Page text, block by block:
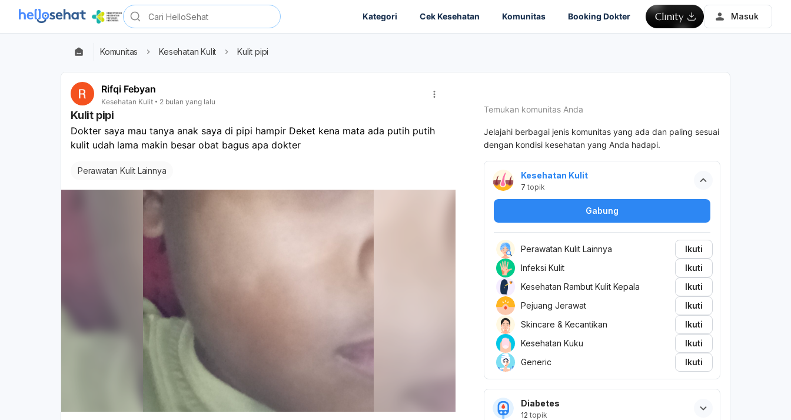
Kategori Cek Kesehatan Komunitas Booking Dokter Masuk
Komunitas Kesehatan Kulit Kulit pipi
Rifqi Febyan
Kesehatan Kulit 2 bulan yang lalu
Kulit pipi
Dokter saya mau tanya anak saya di pipi hampir Deket kena mata ada putih putih
kulit udah lama makin besar obat bagus apa dokter
Perawatan Kulit Lainnya
Temukan komunitas Anda
Jelajahi berbagai jenis komunitas yang ada dan paling sesuai
dengan kondisi kesehatan yang Anda hadapi.
Kesehatan Kulit
7 topik
Gabung
Perawatan Kulit Lainnya
Ikuti
Infeksi Kulit
Ikuti
Kesehatan Rambut Kulit Kepala
Ikuti
Pejuang Jerawat
Ikuti
Skincare & Kecantikan
Ikuti
Kesehatan Kuku
Ikuti
Generic
Ikuti
Diabetes
12 topik